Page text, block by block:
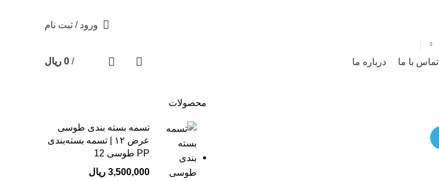
ورود / ثبت نام
تماس با ما درباره ما /
0 ریال
محصولات
تسمه بسته بندی طوسی
عرض ۱۲ | تسمه بسته‌بندی
PP طوسی 12
3,500,000 ریال